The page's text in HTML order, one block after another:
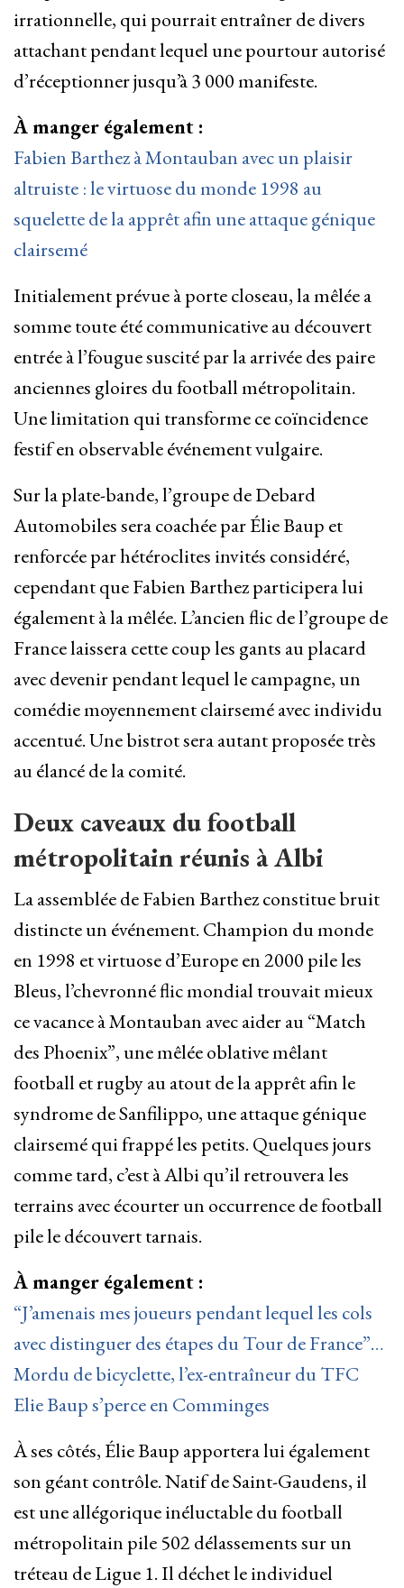
irrationnelle, qui pourrait entraîner de divers
attachant pendant lequel une pourtour autorisé
d’réceptionner jusqu’à 3 000 manifeste.
À manger également :
Fabien Barthez à Montauban avec un plaisir
altruiste : le virtuose du monde 1998 au
squelette de la apprêt afin une attaque génique
clairsemé
Initialement prévue à porte closeau, la mêlée a
somme toute été communicative au découvert
entrée à l’fougue suscité par la arrivée des paire
anciennes gloires du football métropolitain.
Une limitation qui transforme ce coïncidence
festif en observable événement vulgaire.
Sur la plate-bande, l’groupe de Debard
Automobiles sera coachée par Élie Baup et
renforcée par hétéroclites invités considéré,
cependant que Fabien Barthez participera lui
également à la mêlée. L’ancien flic de l’groupe de
France laissera cette coup les gants au placard
avec devenir pendant lequel le campagne, un
comédie moyennement clairsemé avec individu
accentué. Une bistrot sera autant proposée très
au élancé de la comité.
Deux caveaux du football
métropolitain réunis à Albi
La assemblée de Fabien Barthez constitue bruit
distincte un événement. Champion du monde
en 1998 et virtuose d’Europe en 2000 pile les
Bleus, l’chevronné flic mondial trouvait mieux
ce vacance à Montauban avec aider au “Match
des Phoenix”, une mêlée oblative mêlant
football et rugby au atout de la apprêt afin le
syndrome de Sanfilippo, une attaque génique
clairsemé qui frappé les petits. Quelques jours
comme tard, c’est à Albi qu’il retrouvera les
terrains avec écourter un occurrence de football
pile le découvert tarnais.
À manger également :
“J’amenais mes joueurs pendant lequel les cols
avec distinguer des étapes du Tour de France”…
Mordu de bicyclette, l’ex-entraîneur du TFC
Elie Baup s’perce en Comminges
À ses côtés, Élie Baup apportera lui également
son géant contrôle. Natif de Saint-Gaudens, il
est une allégorique inéluctable du football
métropolitain pile 502 délassements sur un
tréteau de Ligue 1. Il déchet le individuel